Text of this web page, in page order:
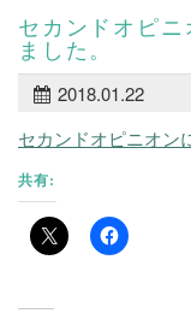
セカンドオピ
ました。
2018.01.22
セカンドオピニオン
共有: